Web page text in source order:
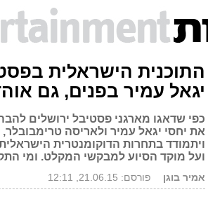
התוכנית הישראלית
יגאל עמיר בפנים, גם
כפי שדאגו מארגני פסטיבל ירושלים
את יחסי יגאל עמיר ולאריסה
ויתמודד בתחרות הדוקומנטרית
ועל מוקד הסיוע למבקשי המקלט. ומי
אמיר בוגן פורסם: 21.06.15, 12:11